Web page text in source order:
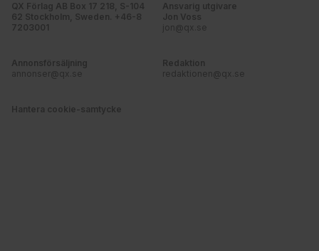
QX Förlag AB Box 17 218, S-104
62 Stockholm, Sweden. +46-8
7203001
Ansvarig utgivare
Jon Voss
jon@qx.se
Annonsförsäljning
annonser@qx.se
Redaktion
redaktionen@qx.se
Hantera cookie-samtycke